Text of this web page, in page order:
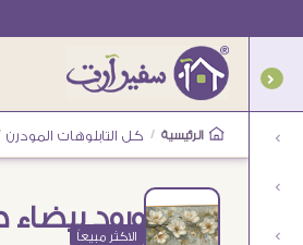
الرئيسية / كل التابلوهات المودرن
ورود
الاكثر مبيعاً